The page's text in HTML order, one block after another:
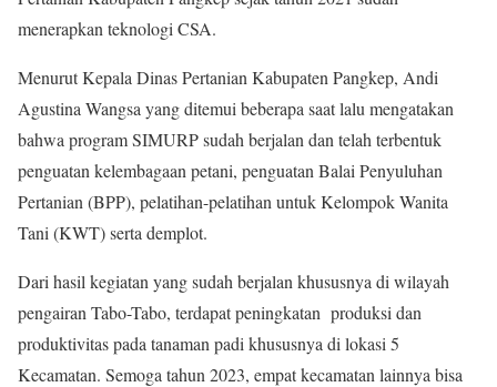
menerapkan teknologi CSA.
Menurut Kepala Dinas Pertanian Kabupaten Pangkep, Andi
Agustina Wangsa yang ditemui beberapa saat lalu mengatakan
bahwa program SIMURP sudah berjalan dan telah terbentuk
penguatan kelembagaan petani, penguatan Balai Penyuluhan
Pertanian (BPP), pelatihan-pelatihan untuk Kelompok Wanita
Tani (KWT) serta demplot.
Dari hasil kegiatan yang sudah berjalan khususnya di wilayah
pengairan Tabo-Tabo, terdapat peningkatan produksi dan
produktivitas pada tanaman padi khususnya di lokasi 5
Kecamatan. Semoga tahun 2023, empat kecamatan lainnya bisa